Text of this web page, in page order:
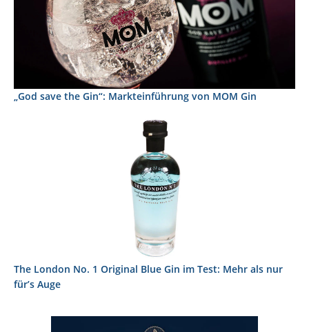
„God save the Gin“: Markteinführung von MOM Gin
The London No. 1 Original Blue Gin im Test: Mehr als nur
für’s Auge